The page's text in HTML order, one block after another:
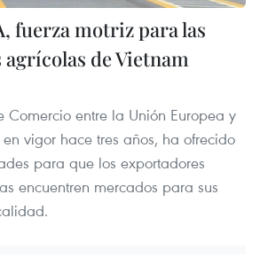
fuerza motriz para las
de Vietnam
Comercio entre la Unión Europea y
vigor hace tres años, ha ofrecido
para que los exportadores
encuentren mercados para sus